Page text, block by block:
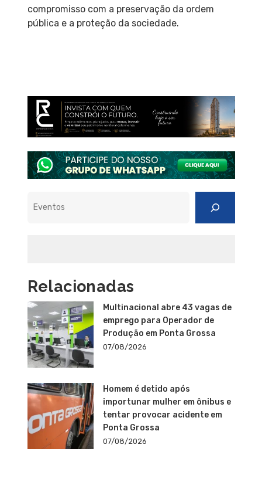
compromisso com a preservação da ordem
pública e a proteção da sociedade.
Relacionadas
Multinacional abre 43 vagas de
emprego para Operador de
Produção em Ponta Grossa
07/08/2026
Homem é detido após
importunar mulher em ônibus e
tentar provocar acidente em
Ponta Grossa
07/08/2026